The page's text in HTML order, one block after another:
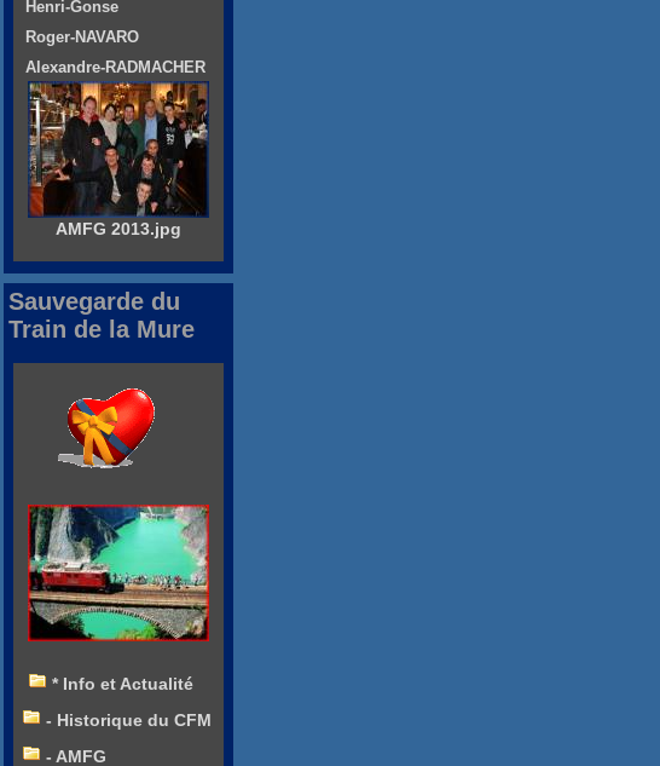
Henri-Gonse
Roger-NAVARO
Alexandre-RADMACHER
AMFG 2013.jpg
Sauvegarde du
Train de la Mure
* Info et Actualité
- Historique du CFM
- AMFG